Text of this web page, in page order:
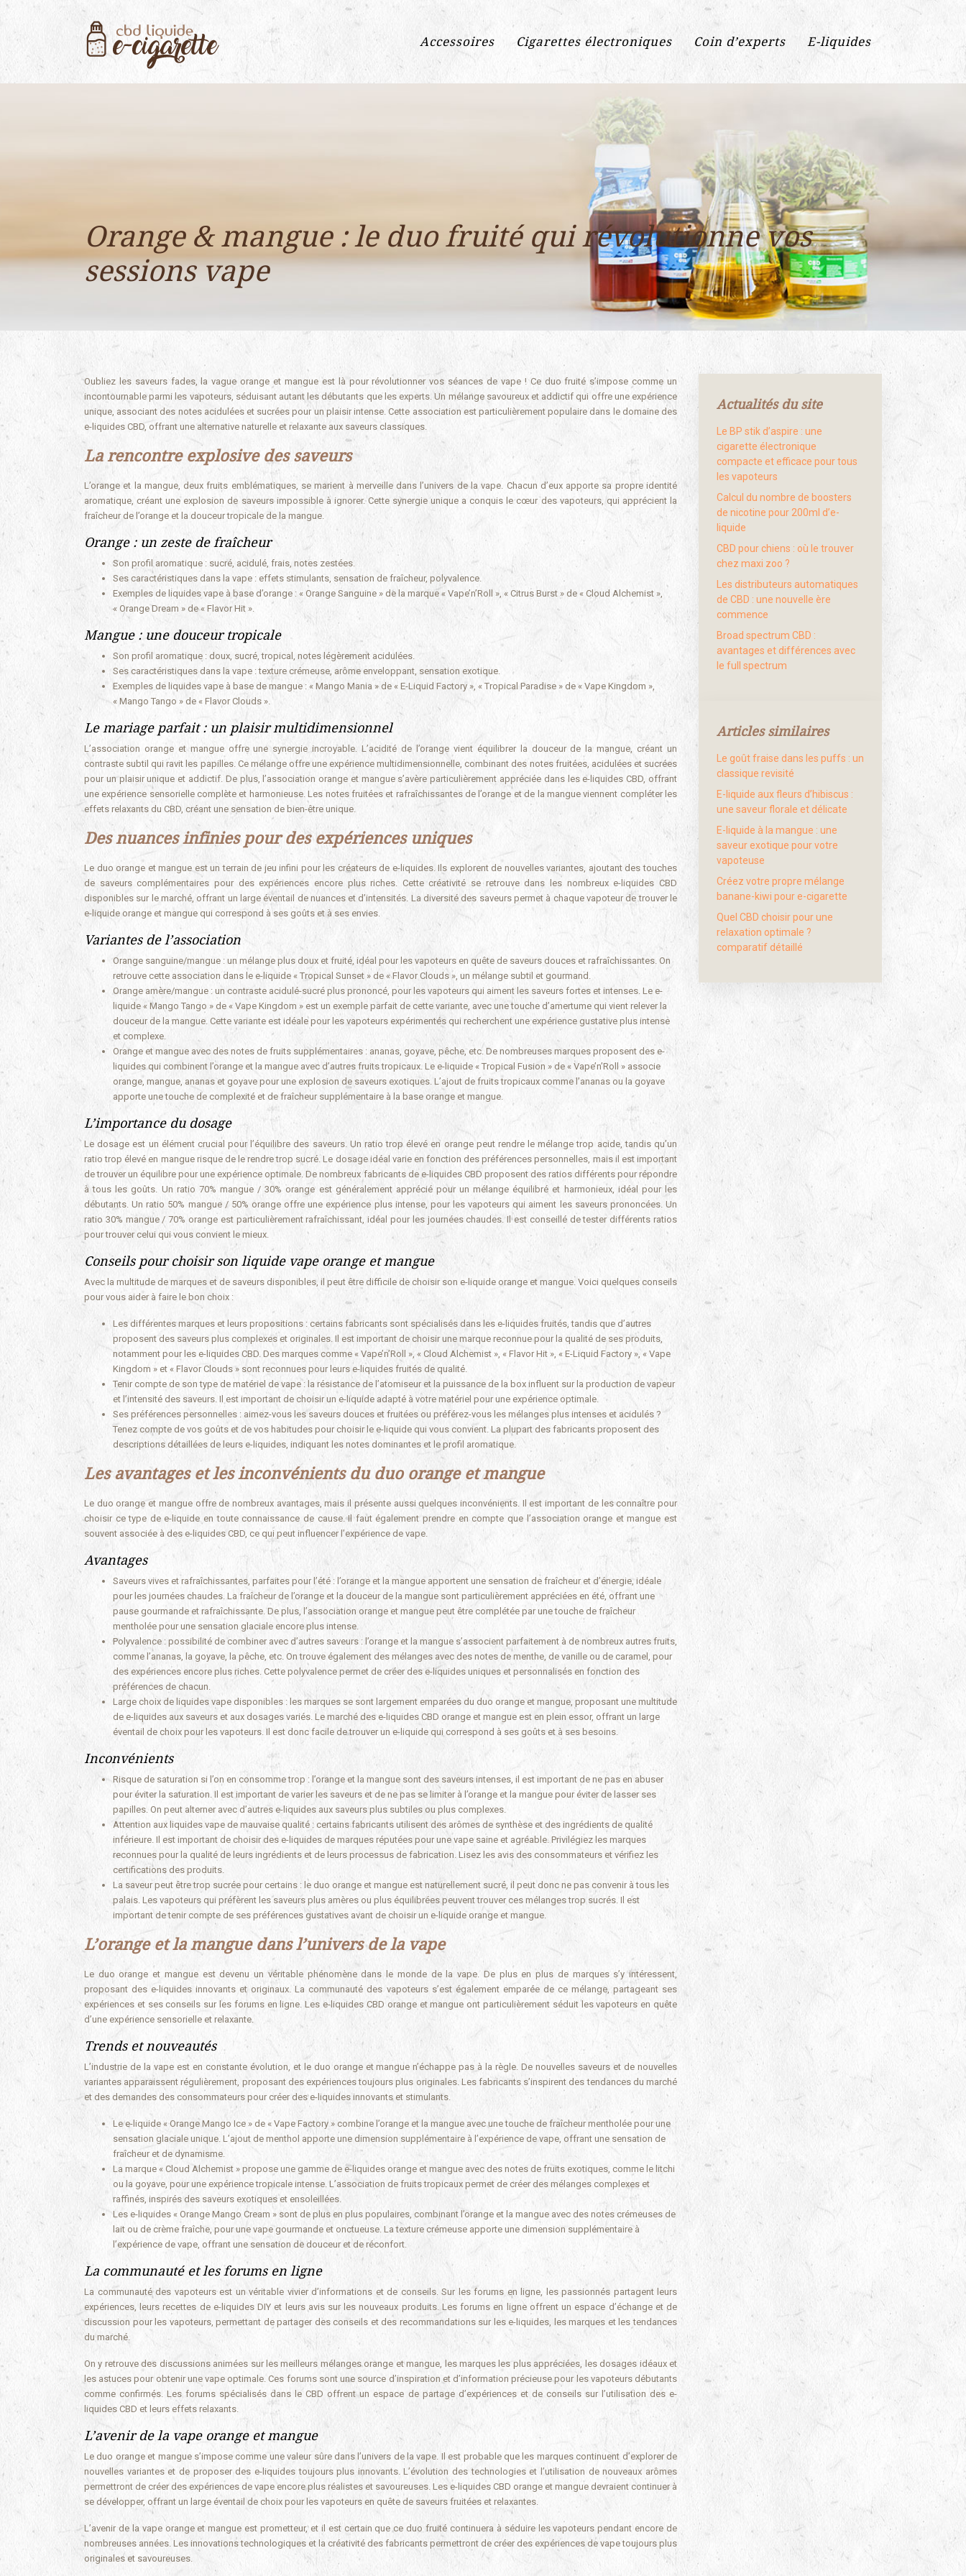
Accessoires Cigarettes électroniques Coin d’experts E-liquides
Orange & mangue : le duo fruité qui révolutionne vos
sessions vape
Oubliez les saveurs fades, la vague orange et mangue est là pour révolutionner vos séances de vape ! Ce duo fruité s’impose comme un
incontournable parmi les vapoteurs, séduisant autant les débutants que les experts. Un mélange savoureux et addictif qui offre une expérience
unique, associant des notes acidulées et sucrées pour un plaisir intense. Cette association est particulièrement populaire dans le domaine des
e-liquides CBD, offrant une alternative naturelle et relaxante aux saveurs classiques.
La rencontre explosive des saveurs
L’orange et la mangue, deux fruits emblématiques, se marient à merveille dans l’univers de la vape. Chacun d’eux apporte sa propre identité
aromatique, créant une explosion de saveurs impossible à ignorer. Cette synergie unique a conquis le cœur des vapoteurs, qui apprécient la
fraîcheur de l’orange et la douceur tropicale de la mangue.
Orange : un zeste de fraîcheur
Son profil aromatique : sucré, acidulé, frais, notes zestées.
Ses caractéristiques dans la vape : effets stimulants, sensation de fraîcheur, polyvalence.
Exemples de liquides vape à base d’orange : « Orange Sanguine » de la marque « Vape’n’Roll », « Citrus Burst » de « Cloud Alchemist »,
« Orange Dream » de « Flavor Hit ».
Mangue : une douceur tropicale
Son profil aromatique : doux, sucré, tropical, notes légèrement acidulées.
Ses caractéristiques dans la vape : texture crémeuse, arôme enveloppant, sensation exotique.
Exemples de liquides vape à base de mangue : « Mango Mania » de « E-Liquid Factory », « Tropical Paradise » de « Vape Kingdom »,
« Mango Tango » de « Flavor Clouds ».
Le mariage parfait : un plaisir multidimensionnel
L’association orange et mangue offre une synergie incroyable. L’acidité de l’orange vient équilibrer la douceur de la mangue, créant un
contraste subtil qui ravit les papilles. Ce mélange offre une expérience multidimensionnelle, combinant des notes fruitées, acidulées et sucrées
pour un plaisir unique et addictif. De plus, l’association orange et mangue s’avère particulièrement appréciée dans les e-liquides CBD, offrant
une expérience sensorielle complète et harmonieuse. Les notes fruitées et rafraîchissantes de l’orange et de la mangue viennent compléter les
effets relaxants du CBD, créant une sensation de bien-être unique.
Des nuances infinies pour des expériences uniques
Le duo orange et mangue est un terrain de jeu infini pour les créateurs de e-liquides. Ils explorent de nouvelles variantes, ajoutant des touches
de saveurs complémentaires pour des expériences encore plus riches. Cette créativité se retrouve dans les nombreux e-liquides CBD
disponibles sur le marché, offrant un large éventail de nuances et d’intensités. La diversité des saveurs permet à chaque vapoteur de trouver le
e-liquide orange et mangue qui correspond à ses goûts et à ses envies.
Variantes de l’association
Orange sanguine/mangue : un mélange plus doux et fruité, idéal pour les vapoteurs en quête de saveurs douces et rafraîchissantes. On
retrouve cette association dans le e-liquide « Tropical Sunset » de « Flavor Clouds », un mélange subtil et gourmand.
Orange amère/mangue : un contraste acidulé-sucré plus prononcé, pour les vapoteurs qui aiment les saveurs fortes et intenses. Le e-
liquide « Mango Tango » de « Vape Kingdom » est un exemple parfait de cette variante, avec une touche d’amertume qui vient relever la
douceur de la mangue. Cette variante est idéale pour les vapoteurs expérimentés qui recherchent une expérience gustative plus intense
et complexe.
Orange et mangue avec des notes de fruits supplémentaires : ananas, goyave, pêche, etc. De nombreuses marques proposent des e-
liquides qui combinent l’orange et la mangue avec d’autres fruits tropicaux. Le e-liquide « Tropical Fusion » de « Vape’n’Roll » associe
orange, mangue, ananas et goyave pour une explosion de saveurs exotiques. L’ajout de fruits tropicaux comme l’ananas ou la goyave
apporte une touche de complexité et de fraîcheur supplémentaire à la base orange et mangue.
L’importance du dosage
Le dosage est un élément crucial pour l’équilibre des saveurs. Un ratio trop élevé en orange peut rendre le mélange trop acide, tandis qu’un
ratio trop élevé en mangue risque de le rendre trop sucré. Le dosage idéal varie en fonction des préférences personnelles, mais il est important
de trouver un équilibre pour une expérience optimale. De nombreux fabricants de e-liquides CBD proposent des ratios différents pour répondre
à tous les goûts. Un ratio 70% mangue / 30% orange est généralement apprécié pour un mélange équilibré et harmonieux, idéal pour les
débutants. Un ratio 50% mangue / 50% orange offre une expérience plus intense, pour les vapoteurs qui aiment les saveurs prononcées. Un
ratio 30% mangue / 70% orange est particulièrement rafraîchissant, idéal pour les journées chaudes. Il est conseillé de tester différents ratios
pour trouver celui qui vous convient le mieux.
Conseils pour choisir son liquide vape orange et mangue
Avec la multitude de marques et de saveurs disponibles, il peut être difficile de choisir son e-liquide orange et mangue. Voici quelques conseils
pour vous aider à faire le bon choix :
Les différentes marques et leurs propositions : certains fabricants sont spécialisés dans les e-liquides fruités, tandis que d’autres
proposent des saveurs plus complexes et originales. Il est important de choisir une marque reconnue pour la qualité de ses produits,
notamment pour les e-liquides CBD. Des marques comme « Vape’n’Roll », « Cloud Alchemist », « Flavor Hit », « E-Liquid Factory », « Vape
Kingdom » et « Flavor Clouds » sont reconnues pour leurs e-liquides fruités de qualité.
Tenir compte de son type de matériel de vape : la résistance de l’atomiseur et la puissance de la box influent sur la production de vapeur
et l’intensité des saveurs. Il est important de choisir un e-liquide adapté à votre matériel pour une expérience optimale.
Ses préférences personnelles : aimez-vous les saveurs douces et fruitées ou préférez-vous les mélanges plus intenses et acidulés ?
Tenez compte de vos goûts et de vos habitudes pour choisir le e-liquide qui vous convient. La plupart des fabricants proposent des
descriptions détaillées de leurs e-liquides, indiquant les notes dominantes et le profil aromatique.
Les avantages et les inconvénients du duo orange et mangue
Le duo orange et mangue offre de nombreux avantages, mais il présente aussi quelques inconvénients. Il est important de les connaître pour
choisir ce type de e-liquide en toute connaissance de cause. Il faut également prendre en compte que l’association orange et mangue est
souvent associée à des e-liquides CBD, ce qui peut influencer l’expérience de vape.
Avantages
Saveurs vives et rafraîchissantes, parfaites pour l’été : l’orange et la mangue apportent une sensation de fraîcheur et d’énergie, idéale
pour les journées chaudes. La fraîcheur de l’orange et la douceur de la mangue sont particulièrement appréciées en été, offrant une
pause gourmande et rafraîchissante. De plus, l’association orange et mangue peut être complétée par une touche de fraîcheur
mentholée pour une sensation glaciale encore plus intense.
Polyvalence : possibilité de combiner avec d’autres saveurs : l’orange et la mangue s’associent parfaitement à de nombreux autres fruits,
comme l’ananas, la goyave, la pêche, etc. On trouve également des mélanges avec des notes de menthe, de vanille ou de caramel, pour
des expériences encore plus riches. Cette polyvalence permet de créer des e-liquides uniques et personnalisés en fonction des
préférences de chacun.
Large choix de liquides vape disponibles : les marques se sont largement emparées du duo orange et mangue, proposant une multitude
de e-liquides aux saveurs et aux dosages variés. Le marché des e-liquides CBD orange et mangue est en plein essor, offrant un large
éventail de choix pour les vapoteurs. Il est donc facile de trouver un e-liquide qui correspond à ses goûts et à ses besoins.
Inconvénients
Risque de saturation si l’on en consomme trop : l’orange et la mangue sont des saveurs intenses, il est important de ne pas en abuser
pour éviter la saturation. Il est important de varier les saveurs et de ne pas se limiter à l’orange et la mangue pour éviter de lasser ses
papilles. On peut alterner avec d’autres e-liquides aux saveurs plus subtiles ou plus complexes.
Attention aux liquides vape de mauvaise qualité : certains fabricants utilisent des arômes de synthèse et des ingrédients de qualité
inférieure. Il est important de choisir des e-liquides de marques réputées pour une vape saine et agréable. Privilégiez les marques
reconnues pour la qualité de leurs ingrédients et de leurs processus de fabrication. Lisez les avis des consommateurs et vérifiez les
certifications des produits.
La saveur peut être trop sucrée pour certains : le duo orange et mangue est naturellement sucré, il peut donc ne pas convenir à tous les
palais. Les vapoteurs qui préfèrent les saveurs plus amères ou plus équilibrées peuvent trouver ces mélanges trop sucrés. Il est
important de tenir compte de ses préférences gustatives avant de choisir un e-liquide orange et mangue.
L’orange et la mangue dans l’univers de la vape
Le duo orange et mangue est devenu un véritable phénomène dans le monde de la vape. De plus en plus de marques s’y intéressent,
proposant des e-liquides innovants et originaux. La communauté des vapoteurs s’est également emparée de ce mélange, partageant ses
expériences et ses conseils sur les forums en ligne. Les e-liquides CBD orange et mangue ont particulièrement séduit les vapoteurs en quête
d’une expérience sensorielle et relaxante.
Trends et nouveautés
L’industrie de la vape est en constante évolution, et le duo orange et mangue n’échappe pas à la règle. De nouvelles saveurs et de nouvelles
variantes apparaissent régulièrement, proposant des expériences toujours plus originales. Les fabricants s’inspirent des tendances du marché
et des demandes des consommateurs pour créer des e-liquides innovants et stimulants.
Le e-liquide « Orange Mango Ice » de « Vape Factory » combine l’orange et la mangue avec une touche de fraîcheur mentholée pour une
sensation glaciale unique. L’ajout de menthol apporte une dimension supplémentaire à l’expérience de vape, offrant une sensation de
fraîcheur et de dynamisme.
La marque « Cloud Alchemist » propose une gamme de e-liquides orange et mangue avec des notes de fruits exotiques, comme le litchi
ou la goyave, pour une expérience tropicale intense. L’association de fruits tropicaux permet de créer des mélanges complexes et
raffinés, inspirés des saveurs exotiques et ensoleillées.
Les e-liquides « Orange Mango Cream » sont de plus en plus populaires, combinant l’orange et la mangue avec des notes crémeuses de
lait ou de crème fraîche, pour une vape gourmande et onctueuse. La texture crémeuse apporte une dimension supplémentaire à
l’expérience de vape, offrant une sensation de douceur et de réconfort.
La communauté et les forums en ligne
La communauté des vapoteurs est un véritable vivier d’informations et de conseils. Sur les forums en ligne, les passionnés partagent leurs
expériences, leurs recettes de e-liquides DIY et leurs avis sur les nouveaux produits. Les forums en ligne offrent un espace d’échange et de
discussion pour les vapoteurs, permettant de partager des conseils et des recommandations sur les e-liquides, les marques et les tendances
du marché.
On y retrouve des discussions animées sur les meilleurs mélanges orange et mangue, les marques les plus appréciées, les dosages idéaux et
les astuces pour obtenir une vape optimale. Ces forums sont une source d’inspiration et d’information précieuse pour les vapoteurs débutants
comme confirmés. Les forums spécialisés dans le CBD offrent un espace de partage d’expériences et de conseils sur l’utilisation des e-
liquides CBD et leurs effets relaxants.
L’avenir de la vape orange et mangue
Le duo orange et mangue s’impose comme une valeur sûre dans l’univers de la vape. Il est probable que les marques continuent d’explorer de
nouvelles variantes et de proposer des e-liquides toujours plus innovants. L’évolution des technologies et l’utilisation de nouveaux arômes
permettront de créer des expériences de vape encore plus réalistes et savoureuses. Les e-liquides CBD orange et mangue devraient continuer à
se développer, offrant un large éventail de choix pour les vapoteurs en quête de saveurs fruitées et relaxantes.
L’avenir de la vape orange et mangue est prometteur, et il est certain que ce duo fruité continuera à séduire les vapoteurs pendant encore de
nombreuses années. Les innovations technologiques et la créativité des fabricants permettront de créer des expériences de vape toujours plus
originales et savoureuses.
Actualités du site
Le BP stik d’aspire : une
cigarette électronique
compacte et efficace pour tous
les vapoteurs
Calcul du nombre de boosters
de nicotine pour 200ml d’e-
liquide
CBD pour chiens : où le trouver
chez maxi zoo ?
Les distributeurs automatiques
de CBD : une nouvelle ère
commence
Broad spectrum CBD :
avantages et différences avec
le full spectrum
Articles similaires
Le goût fraise dans les puffs : un
classique revisité
E-liquide aux fleurs d’hibiscus :
une saveur florale et délicate
E-liquide à la mangue : une
saveur exotique pour votre
vapoteuse
Créez votre propre mélange
banane-kiwi pour e-cigarette
Quel CBD choisir pour une
relaxation optimale ?
comparatif détaillé